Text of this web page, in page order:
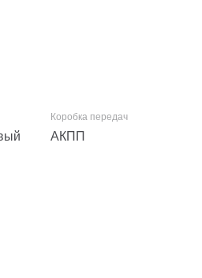
АКПП